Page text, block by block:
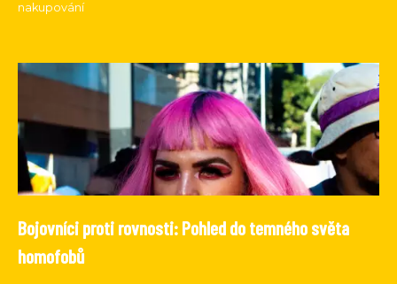
nakupování
Bojovníci proti rovnosti: Pohled do temného světa
homofobů